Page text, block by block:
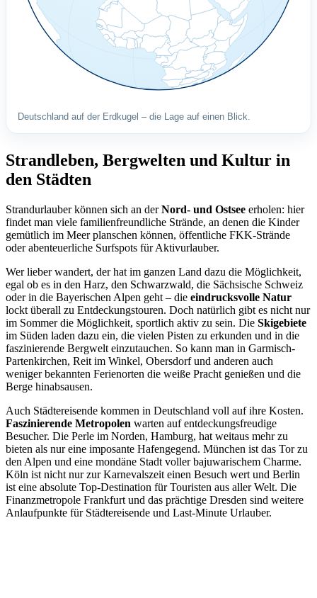
Deutschland auf der Erdkugel – die Lage auf einen Blick.
Strandleben, Bergwelten und Kultur in
den Städten
Strandurlauber können sich an derNord- und Ostsee erholen: hier
findet man viele familienfreundliche Strände, an denen die Kinder
gemütlich im Meer planschen können, öffentliche FKK-Strände
oder abenteuerliche Surfspots für Aktivurlauber.
Wer lieber wandert, der hat im ganzen Land dazu die Möglichkeit,
egal ob es in den Harz, den Schwarzwald, die Sächsische Schweiz
oder in die Bayerischen Alpen geht – die eindrucksvolle Natur
lockt überall zu Entdeckungstouren. Doch natürlich gibt es nicht nur
im Sommer die Möglichkeit, sportlich aktiv zu sein. Die Skigebiete
im Süden laden dazu ein, die vielen Pisten zu erkunden und in die
faszinierende Bergwelt einzutauchen. So kann man in Garmisch-
Partenkirchen, Reit im Winkel, Obersdorf und anderen auch
weniger bekannten Ferienorten die weiße Pracht genießen und die
Berge hinabsausen.
Auch Städtereisende kommen in Deutschland voll auf ihre Kosten.
Faszinierende Metropolen warten auf entdeckungsfreudige
Besucher. Die Perle im Norden, Hamburg, hat weitaus mehr zu
bieten als nur eine imposante Hafengegend. München ist das Tor zu
den Alpen und eine mondäne Stadt voller bajuwarischem Charme.
Köln ist nicht nur zur Karnevalszeit einen Besuch wert und Berlin
ist eine absolute Top-Destination für Touristen aus aller Welt. Die
Finanzmetropole Frankfurt und das prächtige Dresden sind weitere
Anlaufpunkte für Städtereisende und Last-Minute Urlauber.